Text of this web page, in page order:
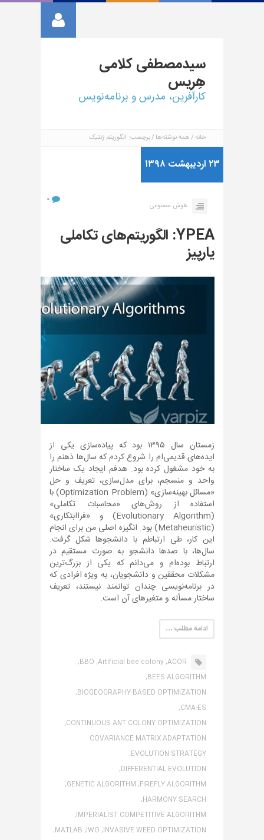
سیدمصطفیکلامی
هِریس
کارآفرین، مدرس و برنامه‌نویس
خانه همه نوشته‌ها برچسب: الگوریتم ژنتیک
۲۳ اردیبهشت ۱۳۹۸
هوش مصنوعی
۰
YPEA: الگوریتم‌های تکاملی
یارپیز
زمستان سال ۱۳۹۵ بود که پیاده‌سازی یکی از
ایده‌های قدیمی‌ام را شروع کردم که سال‌ها ذهنم را
به خود مشغول کرده بود. هدفم ایجاد یک ساختار
واحد و منسجم، برای مدل‌سازی، تعریف و حل
«مسائل بهینه‌سازی» (Optimization Problem) با
استفاده از روش‌های «محاسبات تکاملی»
(Evolutionary Algorithm) و «فراابتکاری»
(Metaheuristic) بود. انگیزه اصلی من برای انجام
این کار، طی ارتباطم با دانشجوها شکل گرفت.
سال‌ها، با صدها دانشجو به صورت مستقیم در
ارتباط بوده‌ام و می‌دانم که یکی از بزرگ‌ترین
مشکلات محققین و دانشجویان، به ویژه افرادی که
در برنامه‌نویسی چندان توانمند نیستند، تعریف
ساختار مسأله و متغیرهای آن است.
ادامه مطلب …
ACOR,
Artificial bee colony,
BBO,
BEES ALGORITHM,
BIOGEOGRAPHY-BASED OPTIMIZATION,
CMA-ES,
CONTINUOUS ANT COLONY OPTIMIZATION,
COVARIANCE MATRIX ADAPTATION
EVOLUTION STRATEGY,
DIFFERENTIAL EVOLUTION,
FIREFLY ALGORITHM,
GENETIC ALGORITHM,
HARMONY SEARCH,
IMPERIALIST COMPETITIVE ALGORITHM,
INVASIVE WEED OPTIMIZATION,
IWO,
MATLAB,